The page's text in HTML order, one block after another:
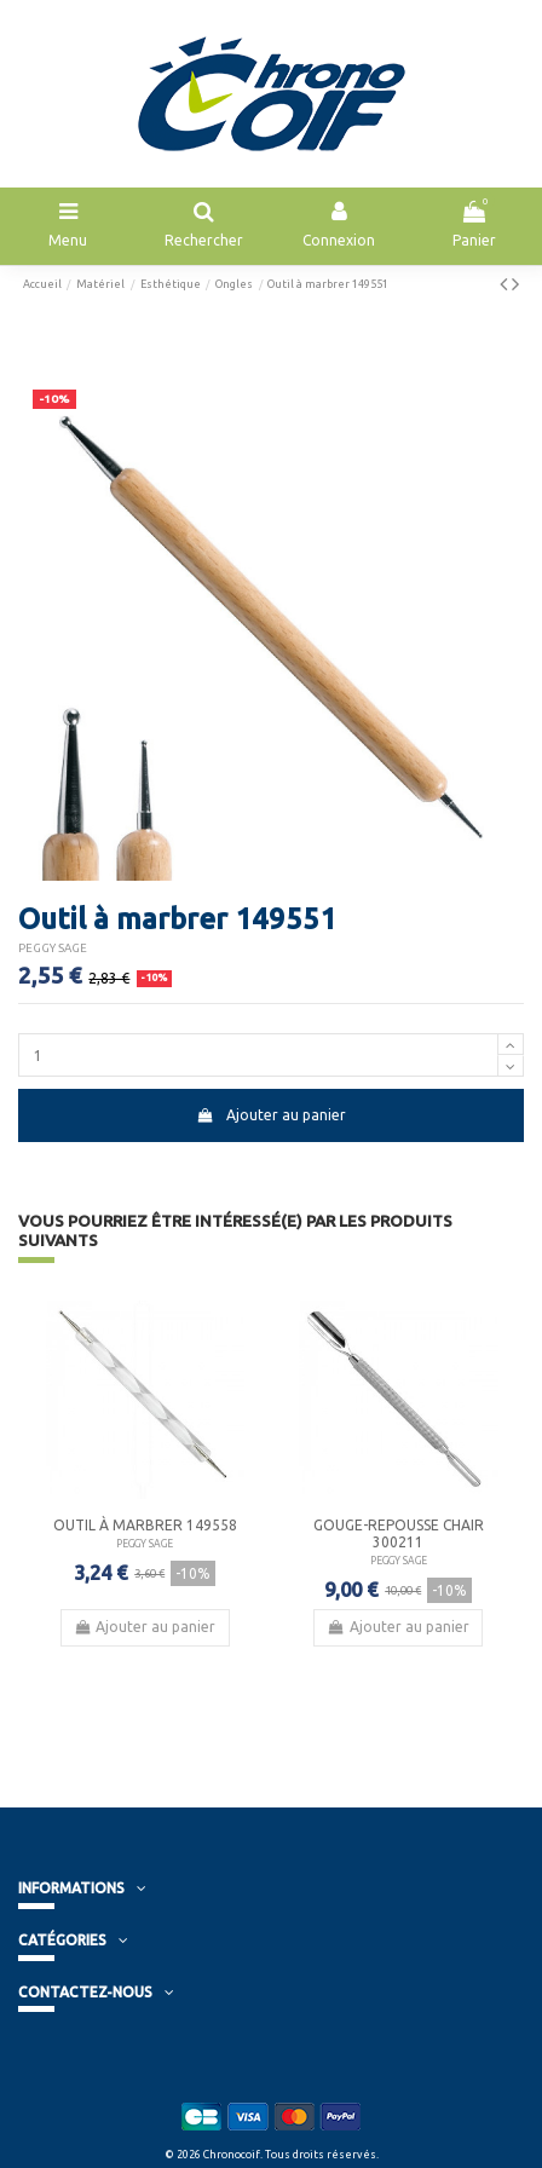
Menu Rechercher Connexion
0
Panier
Accueil Matériel Esthétique Ongles Outil à marbrer 149551
-10%
Outil à marbrer 149551
PEGGY SAGE
2,55 € 2,83 € -10%
Ajouter au panier
VOUS POURRIEZ ÊTRE INTÉRESSÉ(E) PAR LES PRODUITS
SUIVANTS
OUTIL À MARBRER 149558
PEGGY SAGE
3,24 € 3,60 € -10%
Ajouter au panier
GOUGE-REPOUSSE CHAIR
300211
PEGGY SAGE
9,00 € 10,00 € -10%
Ajouter au panier
INFORMATIONS
CATÉGORIES
CONTACTEZ-NOUS
© 2026 Chronocoif. Tous droits réservés.